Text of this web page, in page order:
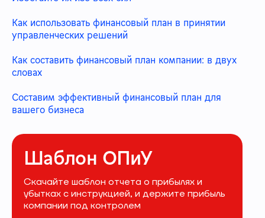
Как использовать финансовый план в принятии
управленческих решений
Как составить финансовый план компании: в двух
словах
Составим эффективный финансовый план для
вашего бизнеса
Шаблон ОПиУ
Скачайте шаблон отчета о прибылях и
убытках с инструкцией, и держите прибыль
компании под контролем